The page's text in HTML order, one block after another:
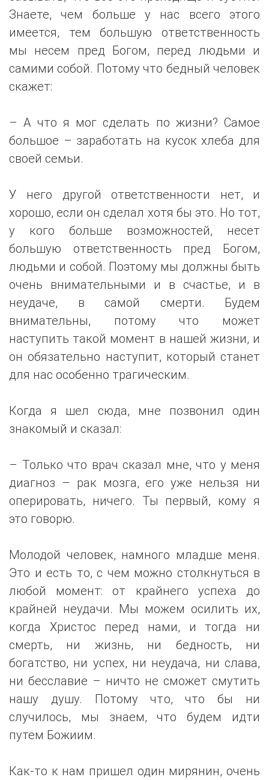
Знаете, чем больше у нас всего этого
имеется, тем большую ответственность
мы несем пред Богом, перед людьми и
самими собой. Потому что бедный человек
скажет:
– А что я мог сделать по жизни? Самое
большое – заработать на кусок хлеба для
своей семьи.
У него другой ответственности нет, и
хорошо, если он сделал хотя бы это. Но тот,
у кого больше возможностей, несет
большую ответственность пред Богом,
людьми и собой. Поэтому мы должны быть
очень внимательными и в счастье, и в
неудаче, в самой смерти. Будем
внимательны, потому что может
наступить такой момент в нашей жизни, и
он обязательно наступит, который станет
для нас особенно трагическим.
Когда я шел сюда, мне позвонил один
знакомый и сказал:
– Только что врач сказал мне, что у меня
диагноз – рак мозга, его уже нельзя ни
оперировать, ничего. Ты первый, кому я
это говорю.
Молодой человек, намного младше меня.
Это и есть то, с чем можно столкнуться в
любой момент: от крайнего успеха до
крайней неудачи. Мы можем осилить их,
когда Христос перед нами, и тогда ни
смерть, ни жизнь, ни бедность, ни
богатство, ни успех, ни неудача, ни слава,
ни бесславие – ничто не сможет смутить
нашу душу. Потому что, что бы ни
случилось, мы знаем, что будем идти
путем Божиим.
Как-то к нам пришел один мирянин, очень